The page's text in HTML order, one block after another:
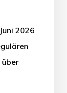
2026
über